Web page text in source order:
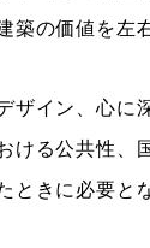
築の価値を左
ザイン、心に
ける公共性、
ときに必要と